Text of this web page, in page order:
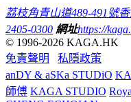
荔枝角青山道489-491號
2405-0300 網址https://
© 1996-2026 KAGA.HK
免責聲明
私隱政策
anDY & aSKa STUDiO
師傅 KAGA STUDIO